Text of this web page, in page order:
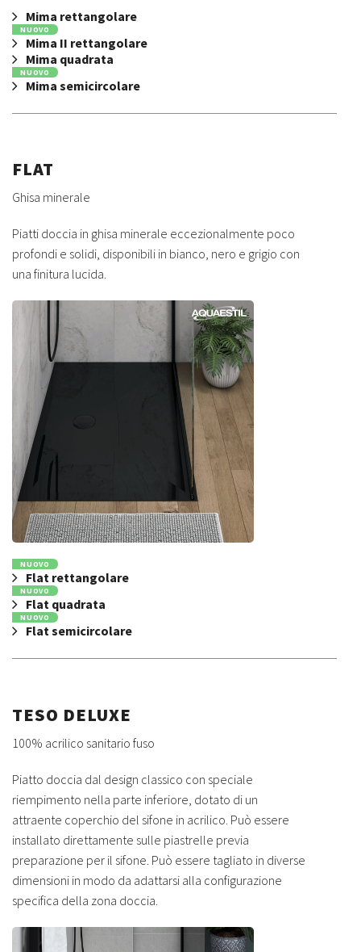
Mima rettangolare
NUOVO
Mima II rettangolare
Mima quadrata
NUOVO
Mima semicircolare
FLAT
Ghisa minerale
Piatti doccia in ghisa minerale eccezionalmente poco
profondi e solidi, disponibili in bianco, nero e grigio con
una finitura lucida.
NUOVO
Flat rettangolare
NUOVO
Flat quadrata
NUOVO
Flat semicircolare
TESO DELUXE
100% acrilico sanitario fuso
Piatto doccia dal design classico con speciale
riempimento nella parte inferiore, dotato di un
attraente coperchio del sifone in acrilico. Può essere
installato direttamente sulle piastrelle previa
preparazione per il sifone. Può essere tagliato in diverse
dimensioni in modo da adattarsi alla configurazione
specifica della zona doccia.